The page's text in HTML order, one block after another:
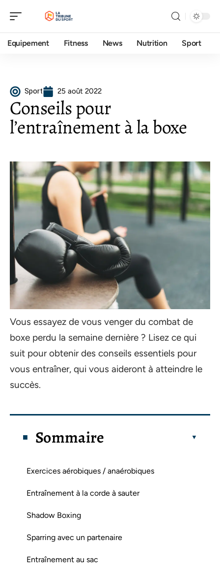
Equipement Fitness News Nutrition Sport
Sport 25 août 2022
Conseils pour
l’entraînement à la boxe
Vous essayez de vous venger du combat de
boxe perdu la semaine dernière ? Lisez ce qui
suit pour obtenir des conseils essentiels pour
vous entraîner, qui vous aideront à atteindre le
succès.
Sommaire
Exercices aérobiques / anaérobiques
Entraînement à la corde à sauter
Shadow Boxing
Sparring avec un partenaire
Entraînement au sac